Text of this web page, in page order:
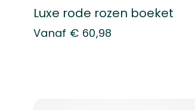
Luxe rode rozen boeket
Vanaf € 60,98